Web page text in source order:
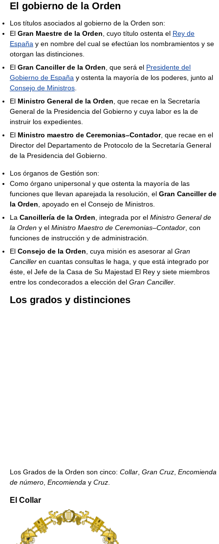
El gobierno de la Orden
Los títulos asociados al gobierno de la Orden son:
El Gran Maestre de la Orden, cuyo título ostenta el Rey de
España y en nombre del cual se efectúan los nombramientos y se
otorgan las distinciones.
El Gran Canciller de la Orden, que será el Presidente del
Gobierno de España y ostenta la mayoría de los poderes, junto al
Consejo de Ministros.
El Ministro General de la Orden, que recae en la Secretaría
General de la Presidencia del Gobierno y cuya labor es la de
instruir los expedientes.
El Ministro maestro de Ceremonias–Contador, que recae en el
Director del Departamento de Protocolo de la Secretaría General
de la Presidencia del Gobierno.
Los órganos de Gestión son:
Como órgano unipersonal y que ostenta la mayoría de las
funciones que llevan aparejada la resolución, el Gran Canciller de
la Orden, apoyado en el Consejo de Ministros.
La Cancillería de la Orden, integrada por el Ministro General de
la Orden y el Ministro Maestro de Ceremonias–Contador, con
funciones de instrucción y de administración.
El Consejo de la Orden, cuya misión es asesorar al Gran
Canciller en cuantas consultas le haga, y que está integrado por
éste, el Jefe de la Casa de Su Majestad El Rey y siete miembros
entre los condecorados a elección del Gran Canciller.
Los grados y distinciones
Los Grados de la Orden son cinco: Collar, Gran Cruz, Encomienda
de número, Encomienda y Cruz.
El Collar